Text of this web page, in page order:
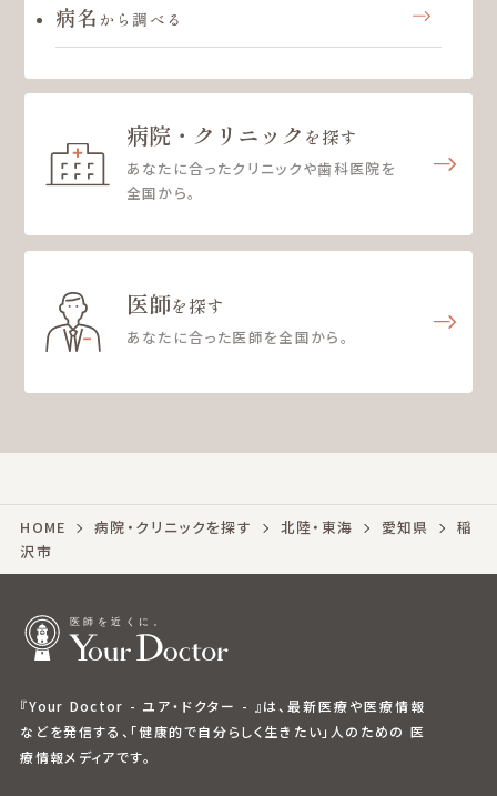
病名 から調べる
病院・クリニック を探す
あなたに合ったクリニックや歯科医院を
全国から。
医師を探す
あなたに合った医師を全国から。
HOME 病院・クリニックを探す 北陸・東海 愛知県
稲
沢市
『Your Doctor - ユア・ドクター - 』は、最新医療や医療情報
などを発信する、「健康的で自分らしく生きたい」人のための 医
療情報メディアです。